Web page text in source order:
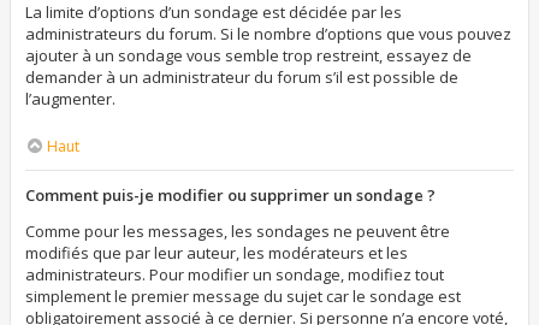
La limite d’options d’un sondage est décidée par les
administrateurs du forum. Si le nombre d’options que vous pouvez
ajouter à un sondage vous semble trop restreint, essayez de
demander à un administrateur du forum s’il est possible de
l’augmenter.
Haut
Comment puis-je modifier ou supprimer un sondage ?
Comme pour les messages, les sondages ne peuvent être
modifiés que par leur auteur, les modérateurs et les
administrateurs. Pour modifier un sondage, modifiez tout
simplement le premier message du sujet car le sondage est
obligatoirement associé à ce dernier. Si personne n’a encore voté,